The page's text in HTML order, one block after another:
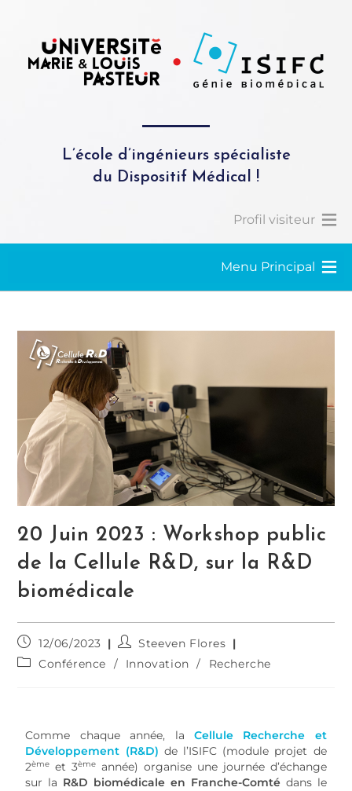
L’école d’ingénieurs spécialiste
du Dispositif Médical !
Profil visiteur
Menu Principal
20 Juin 2023 : Workshop public
de la Cellule R&D, sur la R&D
biomédicale
12/06/2023
Steeven Flores
Conférence
/ Innovation / Recherche
Comme chaque année, la Cellule Recherche et
Développement (R&D) de l’ISIFC (module projet de
2ème et 3ème année) organise une journée d’échange
sur la R&D biomédicale en Franche-Comté dans le